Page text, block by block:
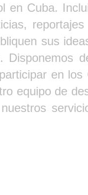
en Cuba.
sus
Disponemos
en
equipo de